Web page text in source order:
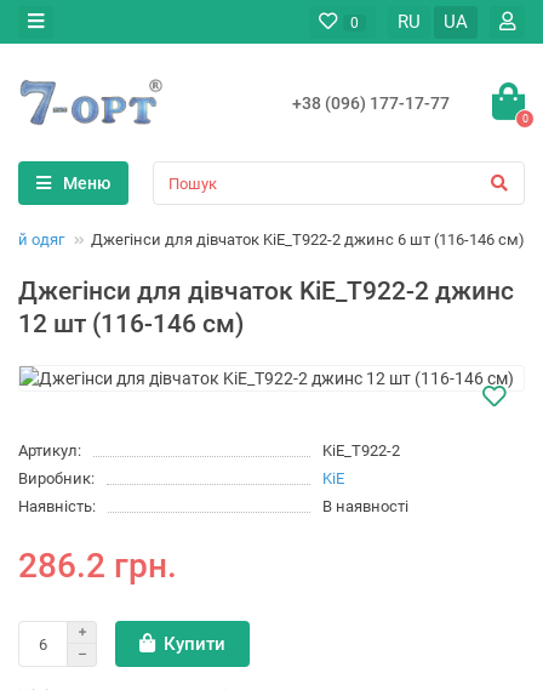
0 RU UA
+38 (096) 177-17-77
0
Меню
одяг Джегінси для дівчаток KiE_T922-2 джинс 6 шт (116-146 см)
Джегінси для дівчаток KiE_T922-2 джинс
12 шт (116-146 см)
Артикул:
KiE_T922-2
Виробник:
KiE
Наявність:
В наявності
286.2 грн.
Купити